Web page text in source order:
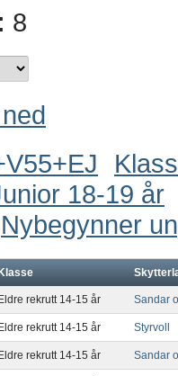
8
18-19 år
Nybegynner
Klasse
Eldre rekrutt 14-15 år Sandar
Eldre rekrutt 14-15 år Styrvoll
Eldre rekrutt 14-15 år Sandar